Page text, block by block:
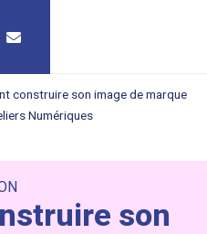
construire son image de marque
Numériques
son